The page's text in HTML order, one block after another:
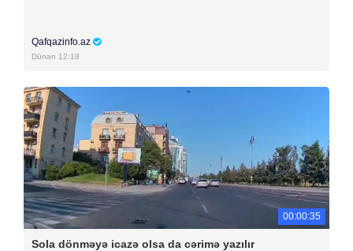
Qafqazinfo.az
Dünən 12:18
00:00:35
Sola dönməyə icazə olsa da cərimə yazılır